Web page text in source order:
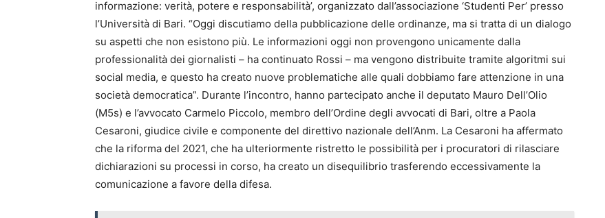
informazione: verità, potere e responsabilità’, organizzato dall’associazione ‘Studenti Per’ presso
l’Università di Bari. “Oggi discutiamo della pubblicazione delle ordinanze, ma si tratta di un dialogo
su aspetti che non esistono più. Le informazioni oggi non provengono unicamente dalla
professionalità dei giornalisti – ha continuato Rossi – ma vengono distribuite tramite algoritmi sui
social media, e questo ha creato nuove problematiche alle quali dobbiamo fare attenzione in una
società democratica”. Durante l’incontro, hanno partecipato anche il deputato Mauro Dell’Olio
(M5s) e l’avvocato Carmelo Piccolo, membro dell’Ordine degli avvocati di Bari, oltre a Paola
Cesaroni, giudice civile e componente del direttivo nazionale dell’Anm. La Cesaroni ha affermato
che la riforma del 2021, che ha ulteriormente ristretto le possibilità per i procuratori di rilasciare
dichiarazioni su processi in corso, ha creato un disequilibrio trasferendo eccessivamente la
comunicazione a favore della difesa.